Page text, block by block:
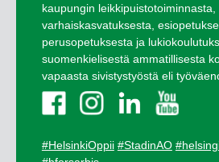
kaupungin leikkipuistotoiminnasta,
varhaiskasvatuksesta,
perusopetuksesta ja
suomenkielisestä ammatillisesta
vapaasta sivistystyöstä eli
#HelsinkiOppii #StadinAO